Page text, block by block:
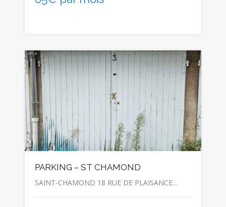
PARKING – ST CHAMOND
SAINT-CHAMOND 18 RUE DE PLAISANCE…